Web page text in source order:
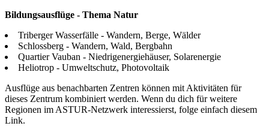
Bildungsausflüge - Thema Natur
Triberger Wasserfälle - Wandern, Berge, Wälder
Schlossberg - Wandern, Wald, Bergbahn
Quartier Vauban - Niedrigenergiehäuser, Solarenergie
Heliotrop - Umweltschutz, Photovoltaik
Ausflüge aus benachbarten Zentren können mit Aktivitäten für
dieses Zentrum kombiniert werden. Wenn du dich für weitere
Regionen im ASTUR-Netzwerk interessierst, folge einfach diesem
Link.